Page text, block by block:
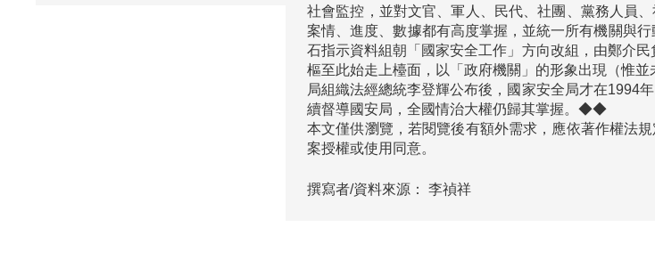
社會監控，並對文官、軍人、民代、社團、黨務人員
案情、進度、數據都有高度掌握，並統一所有機關與
石指示資料組朝「國家安全工作」方向改組，由鄭介
樞至此始走上檯面，以「政府機關」的形象出現（惟
局組織法經總統李登輝公布後，國家安全局才在1994
續督導國安局，全國情治大權仍歸其掌握。◆◆
本文僅供瀏覽，若閱覽後有額外需求，應依著作權法
案授權或使用同意。
撰寫者/資料來源： 李禎祥